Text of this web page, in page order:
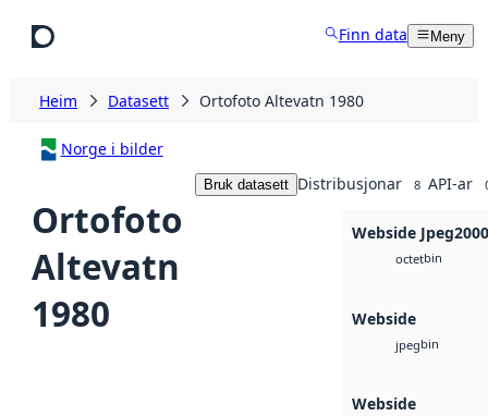
Finn data Meny
Heim Datasett Ortofoto Altevatn 1980
Norge i bilder
Ortofoto
Altevatn
1980
Bruk datasett Distribusjonar 8 API-ar
Webside Jpeg2000
octetbin
Webside
jpegbin
Webside